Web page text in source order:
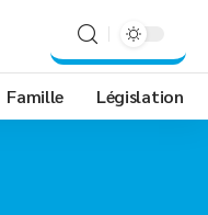
Famille Législation